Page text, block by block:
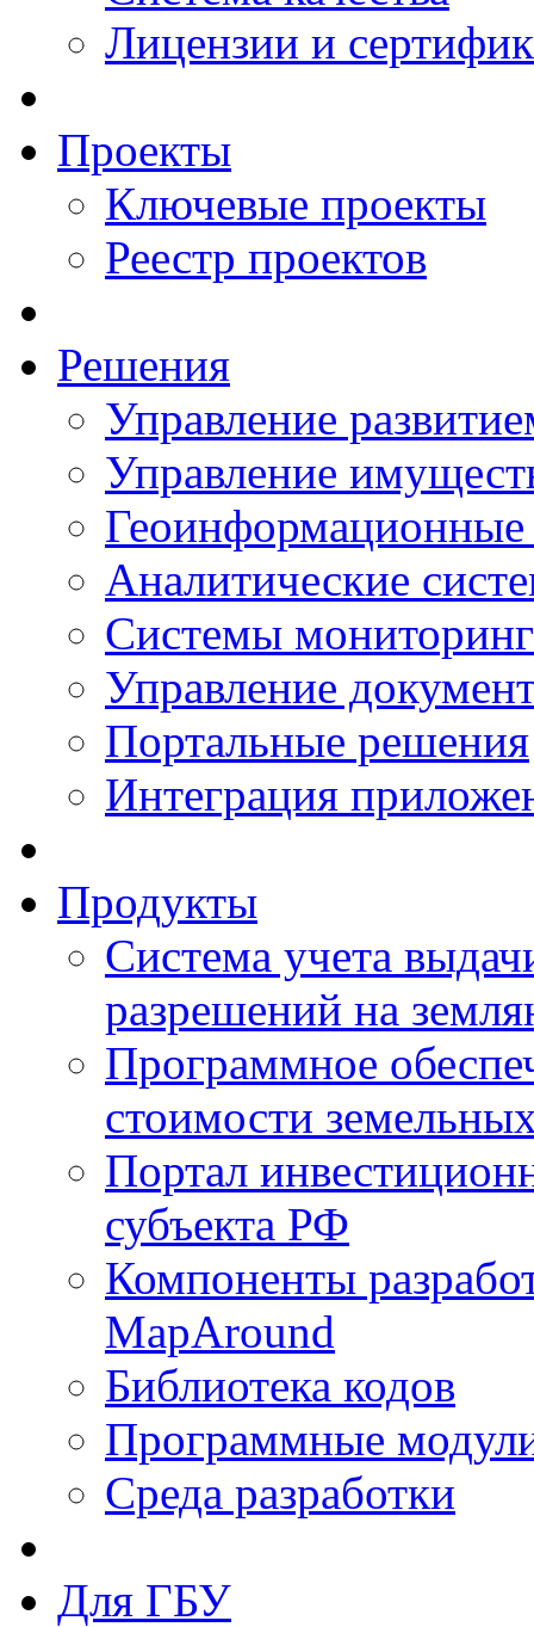
Лицензии и
Проекты
Ключевые проекты
Реестр проектов
Решения
Управление
Управление
Аналитические
Системы
Управление
Портальные решения
Интеграция
Продукты
Система учета
разрешений на
Программное
стоимости
Портал
субъекта РФ
Компоненты
MapAround
Библиотека кодов
Программные
Среда разработки
Для ГБУ